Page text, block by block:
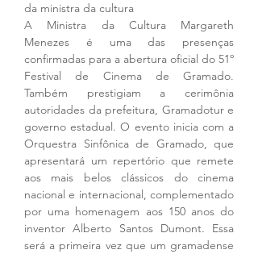
da ministra da cultura
A Ministra da Cultura Margareth
Menezes é uma das presenças
confirmadas para a abertura oficial do 51º
Festival de Cinema de Gramado.
Também prestigiam a cerimônia
autoridades da prefeitura, Gramadotur e
governo estadual. O evento inicia com a
Orquestra Sinfônica de Gramado, que
apresentará um repertório que remete
aos mais belos clássicos do cinema
nacional e internacional, complementado
por uma homenagem aos 150 anos do
inventor Alberto Santos Dumont. Essa
será a primeira vez que um gramadense